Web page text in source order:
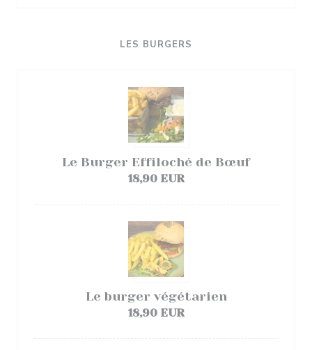
LES BURGERS
Le Burger Effiloché de Bœuf
18,90 EUR
Le burger végétarien
18,90 EUR